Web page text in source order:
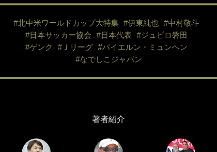
#北中米ワールドカップ大特集 #伊東純也
#中村敬斗
#日本サッカー協会
#日本代表
#ジュビロ磐田
#ゲンク
#Ｊリーグ
#バイエルン・ミュンヘン
#なでしこジャパン
著者紹介